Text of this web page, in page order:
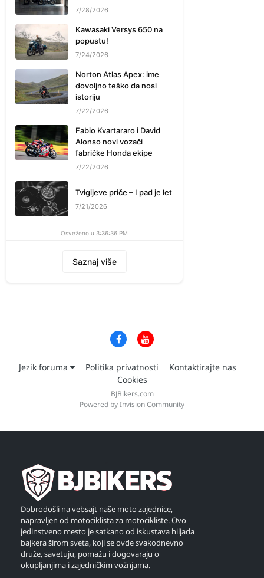
7/28/2026
Kawasaki Versys 650 na
popustu!
7/24/2026
Norton Atlas Apex: ime
dovoljno teško da nosi
istoriju
7/22/2026
Fabio Kvartararo i David
Alonso novi vozači
fabričke Honda ekipe
7/22/2026
Tvigijeve priče – I pad je let
7/21/2026
Osveženo u 3:36:36 PM
Saznaj više
Jezik foruma Politika privatnosti
Kontaktirajte nas
Cookies
BJBikers.com
Powered by Invision Community
Dobrodošli na vebsajt naše moto zajednice,
napravljen od motociklista za motocikliste. Ovo
jedinstveno mesto je satkano od iskustava hiljada
bajkera širom sveta, koji se ovde svakodnevno
druže, savetuju, pomažu i dogovaraju o
okupljanjima i zajedničkim vožnjama.